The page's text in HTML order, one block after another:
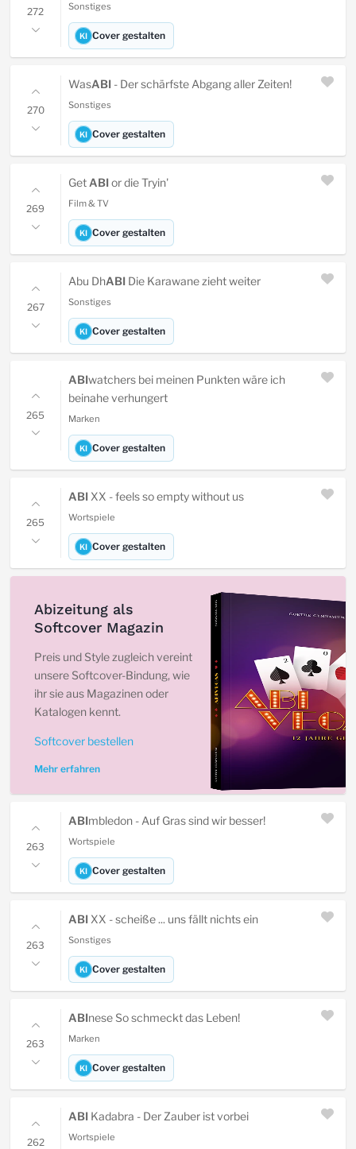
272 Sonstiges
KI Cover gestalten
270
WasABI- Der schärfste Abgang aller Zeiten!
Sonstiges
KI Cover gestalten
269
Get ABIor die Tryin'
Film & TV
KI Cover gestalten
267
Abu DhABIDie Karawane zieht weiter
Sonstiges
KI Cover gestalten
265
ABIwatchers bei meinen Punkten wäre ich
beinahe verhungert
Marken
KI Cover gestalten
265
ABIXX - feels so empty without us
Wortspiele
KI Cover gestalten
Abizeitung als
Softcover Magazin
Preis und Style zugleich vereint
unsere Softcover-Bindung, wie
ihr sie aus Magazinen oder
Katalogen kennt.
Softcover bestellen
Mehr erfahren
263
ABImbledon - Auf Gras sind wir besser!
Wortspiele
KI Cover gestalten
263
ABIXX - scheiße ... uns fällt nichts ein
Sonstiges
KI Cover gestalten
263
ABInese So schmeckt das Leben!
Marken
KI Cover gestalten
262
ABIKadabra - Der Zauber ist vorbei
Wortspiele